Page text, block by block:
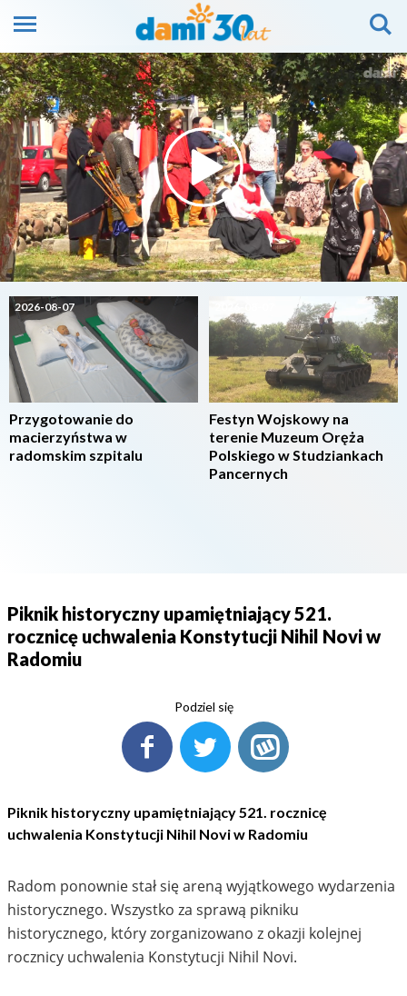
2026-08-07
Przygotowanie do
macierzyństwa w
radomskim szpitalu
Festyn Wojskowy na
terenie Muzeum Oręża
Polskiego w Studziankach
Pancernych
Piknik historyczny upamiętniający 521.
rocznicę uchwalenia Konstytucji Nihil Novi w
Radomiu
Podziel się
Piknik historyczny upamiętniający 521. rocznicę
uchwalenia Konstytucji Nihil Novi w Radomiu
Radom ponownie stał się areną wyjątkowego wydarzenia
historycznego. Wszystko za sprawą pikniku
historycznego, który zorganizowano z okazji kolejnej
rocznicy uchwalenia Konstytucji Nihil Novi.